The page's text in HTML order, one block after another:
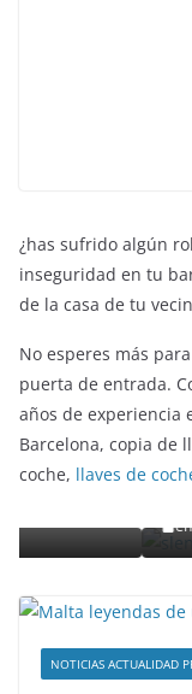
¿has sufrido algún
inseguridad en tu
de la casa de tu
No esperes más
puerta de entrada.
años de experiencia
Barcelona, copia de
coche, llaves de
Slender
detalles
enero 3, 2018
NOTICIAS ACTUALIDAD